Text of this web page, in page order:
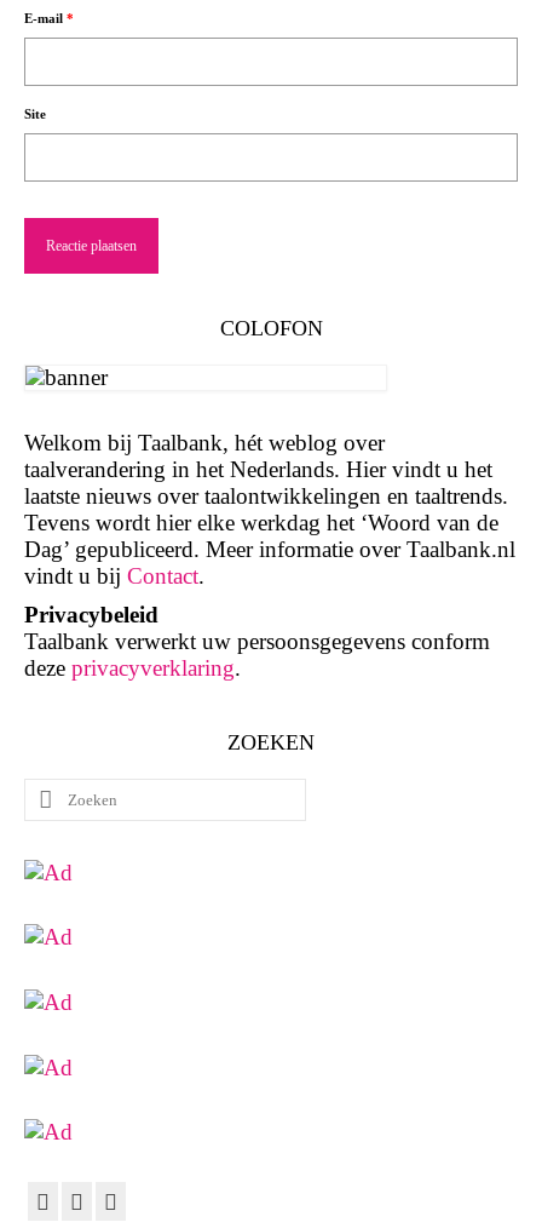
E-mail *
Site
COLOFON
Welkom bij Taalbank, hét weblog over
taalverandering in het Nederlands. Hier vindt u het
laatste nieuws over taalontwikkelingen en taaltrends.
Tevens wordt hier elke werkdag het ‘Woord van de
Dag’ gepubliceerd. Meer informatie over Taalbank.nl
vindt u bij Contact.
Privacybeleid
Taalbank verwerkt uw persoonsgegevens conform
deze privacyverklaring.
ZOEKEN
Zoeken
naar: